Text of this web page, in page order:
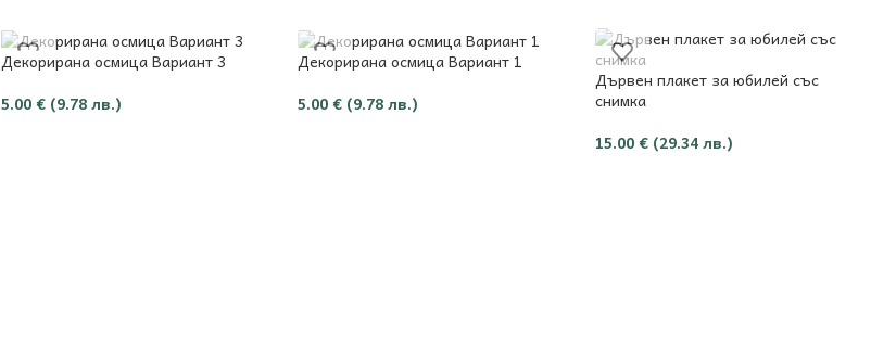
Декорирана осмица Вариант 3
5.00 € (9.78 лв.)
Декорирана осмица Вариант 1
5.00 € (9.78 лв.)
Дървен плакет за юбилей със
снимка
15.00 € (29.34 лв.)